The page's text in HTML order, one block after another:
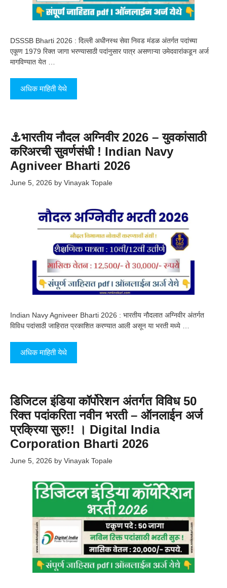
DSSSB Bharti 2026 : दिल्ली अधीनस्थ सेवा निवड मंडळ अंतर्गत पदांच्या
एकूण 1979 रिक्त जागा भरण्यासाठी पदांनुसार पात्र असणाऱ्या उमेदवारांकडून अर्ज
मागविण्यात येत …
अधिक माहिती येथे
⚓भारतीय नौदल अग्निवीर 2026 – युवकांसाठी
करिअरची सुवर्णसंधी ! Indian Navy
Agniveer Bharti 2026
June 5, 2026 by Vinayak Topale
Indian Navy Agniveer Bharti 2026 : भारतीय नौदलात अग्निवीर अंतर्गत
विविध पदांसाठी जाहिरात प्रकाशित करण्यात आली असून या भरती मध्ये …
अधिक माहिती येथे
डिजिटल इंडिया कॉर्पोरेशन अंतर्गत विविध 50
रिक्त पदांकरिता नवीन भरती – ऑनलाईन अर्ज
प्रक्रिया सुरु!! । Digital India
Corporation Bharti 2026
June 5, 2026 by Vinayak Topale